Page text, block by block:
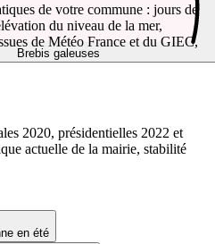
Brebis galeuses
en été
de votre commune : jours de
du niveau de la mer,
de Météo France et du GIEC,
2020, présidentielles 2022 et
actuelle de la mairie, stabilité